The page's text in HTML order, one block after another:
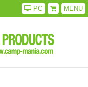
MENU
PC